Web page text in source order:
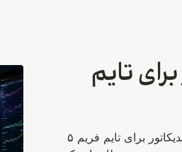
تایم
بهترین اندیکاتورها برای تایم فریم ۵ دقیقه کدام است؟ وقتی از بهترین اندیکاتور برای تایم فریم ۵